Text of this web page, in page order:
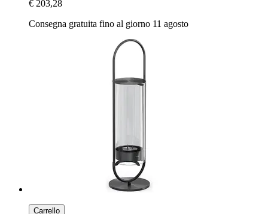
€ 203,28
Consegna gratuita fino al giorno 11 agosto
Carrello